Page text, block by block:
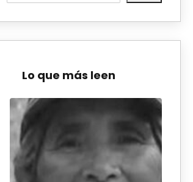
Lo que más leen